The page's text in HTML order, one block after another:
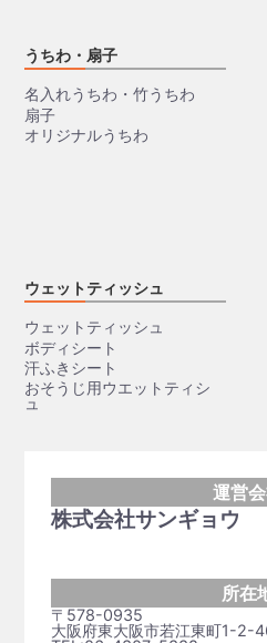
うちわ・扇子
名入れうちわ・竹うちわ
扇子
オリジナルうちわ
ウェットティッシュ
ウェットティッシュ
ボディシート
汗ふきシート
おそうじ用ウエットティシ
ュ
運営
株式会社サンギョウ
所在
〒578-0935
大阪府東大阪市若江東町1-2-